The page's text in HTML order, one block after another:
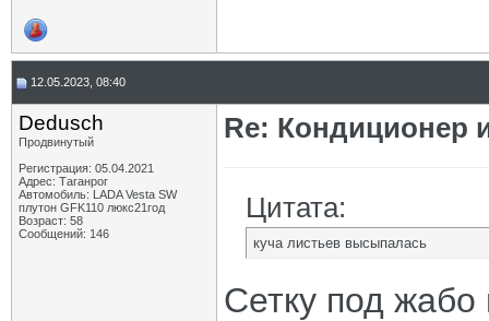
12.05.2023, 08:40
Dedusch
Продвинутый
Регистрация: 05.04.2021
Адрес: Таганрог
Автомобиль: LADA Vesta SW
плутон GFK110 люкс21год
Возраст: 58
Сообщений: 146
Re: Кондиционер
Цитата:
куча листьев высыпалась
Сетку под жабо